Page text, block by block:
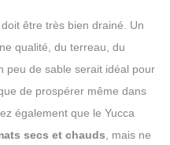
être très bien drainé. Un
qualité, du terreau, du
peu de sable serait idéal pour
de prospérer même dans
également que le Yucca
secs et chauds , mais ne